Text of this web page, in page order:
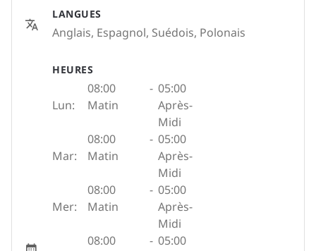
LANGUES
Anglais, Espagnol, Suédois, Polonais
HEURES
Lun:
08:00
Matin
- 05:00
Après-
Midi
Mar:
08:00
Matin
- 05:00
Après-
Midi
Mer:
08:00
Matin
- 05:00
Après-
Midi
08:00
- 05:00